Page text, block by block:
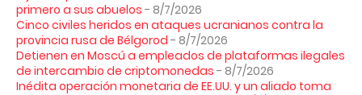
primero a sus abuelos - 8/7/2026
Cinco civiles heridos en ataques ucranianos contra la
provincia rusa de Bélgorod - 8/7/2026
Detienen en Moscú a empleados de plataformas ilegales
de intercambio de criptomonedas - 8/7/2026
Inédita operación monetaria de EE.UU. y un aliado toma